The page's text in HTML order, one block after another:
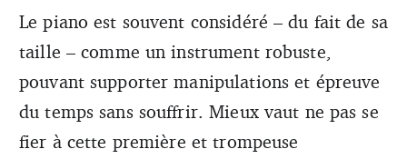
Le piano est souvent considéré – du fait de sa
taille – comme un instrument robuste,
pouvant supporter manipulations et épreuve
du temps sans souffrir. Mieux vaut ne pas se
fier à cette première et trompeuse